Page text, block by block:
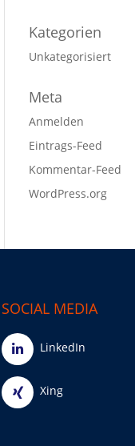
Kategorien
Unkategorisiert
Meta
Anmelden
Eintrags-Feed
Kommentar-Feed
WordPress.org
SOCIAL MEDIA
LinkedIn
Xing